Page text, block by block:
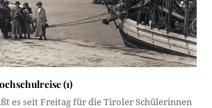
(1)
es seit Freitag für die Tiroler Schülerinnen